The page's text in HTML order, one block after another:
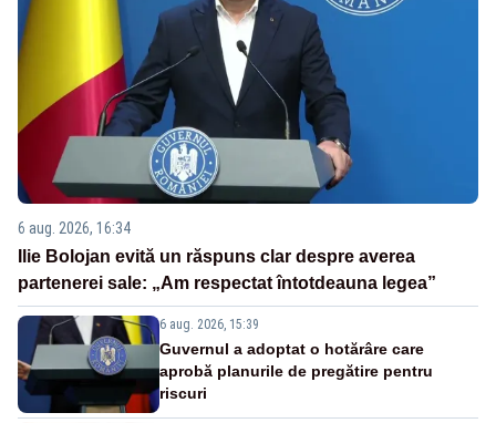
6 aug. 2026, 16:34
Ilie Bolojan evită un răspuns clar despre averea
partenerei sale: „Am respectat întotdeauna legea”
6 aug. 2026, 15:39
Guvernul a adoptat o hotărâre care
aprobă planurile de pregătire pentru
riscuri